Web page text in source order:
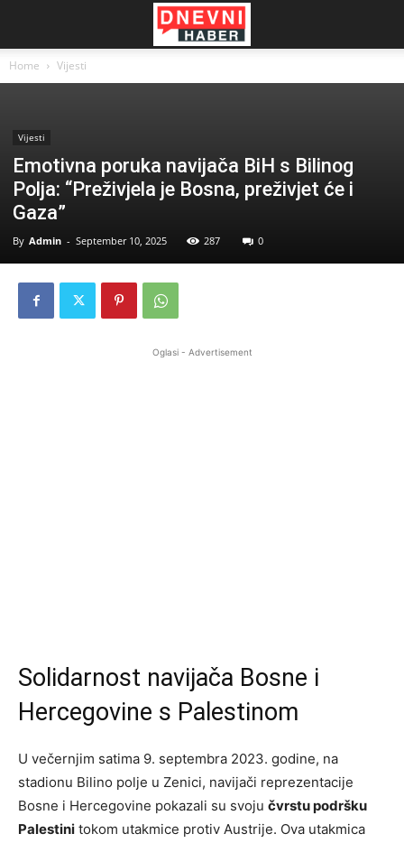
Home Vijesti
Vijesti
Emotivna poruka navijača BiH s Bilinog
Polja: “Preživjela je Bosna, preživjet će i
Gaza”
By Admin - September 10, 2025 287 0
Oglasi - Advertisement
Solidarnost navijača Bosne i
Hercegovine s Palestinom
U večernjim satima 9. septembra 2023. godine, na
stadionu Bilino polje u Zenici, navijači reprezentacije
Bosne i Hercegovine pokazali su svoju čvrstu podršku
Palestini tokom utakmice protiv Austrije. Ova utakmica